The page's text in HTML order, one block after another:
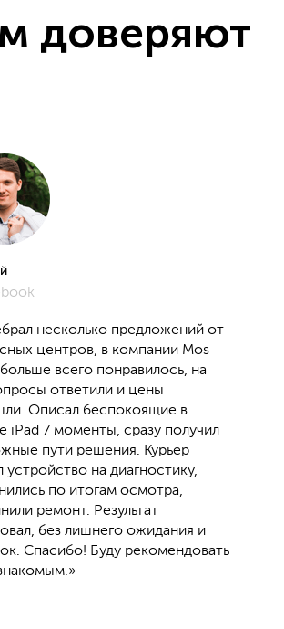
доверяют
несколько предложений от
центров, в компании Mos
всего понравилось, на
ответили и цены
Описал беспокоящие в
iPad 7 моменты, сразу получил
пути решения. Курьер
устройство на диагностику,
по итогам осмотра,
ремонт. Результат
без лишнего ожидания и
Спасибо! Буду рекомендовать